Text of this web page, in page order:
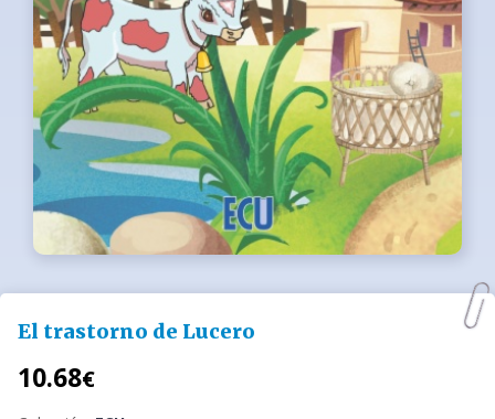
El trastorno de Lucero
10.68€